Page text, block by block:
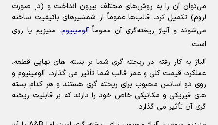
می‌توان آن را به روش‌های مختلف بیرون انداخت و (در صورت
لزوم) تکمیل کرد. قالب‌ها عموماً از شمشیرهای باکیفیت ساخته
می‌شوند و آلیاژ ریخته‌گری آن عموماًآلومینیوم، منیزیم یا روی
است.
آلیاژ به کار رفته در ریخته گری شما بر بسته های نهایی قطعه،
عملکرد، قیمت کلی و عمر قالب شما تأثیر می گذارد. آلومینیوم و
روی دو اسانس محبوب برای ریخته گری هستند و هر کدام بسته
های فیزیکی و مکانیکی خاص خود را دارند که بر قابلیت ریخته
گری آن تأثیر می گذارد.